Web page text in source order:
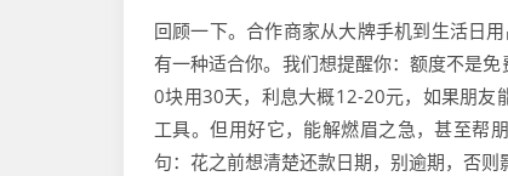
回顾一下。合作商家从大牌手机到生活日
有一种适合你。我们想提醒你：额度不是
0块用30天，利息大概12-20元，如果朋友
工具。但用好它，能解燃眉之急，甚至帮
句：花之前想清楚还款日期，别逾期，否